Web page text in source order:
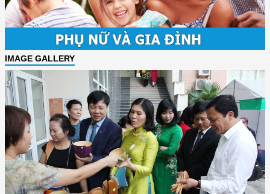
IMAGE GALLERY